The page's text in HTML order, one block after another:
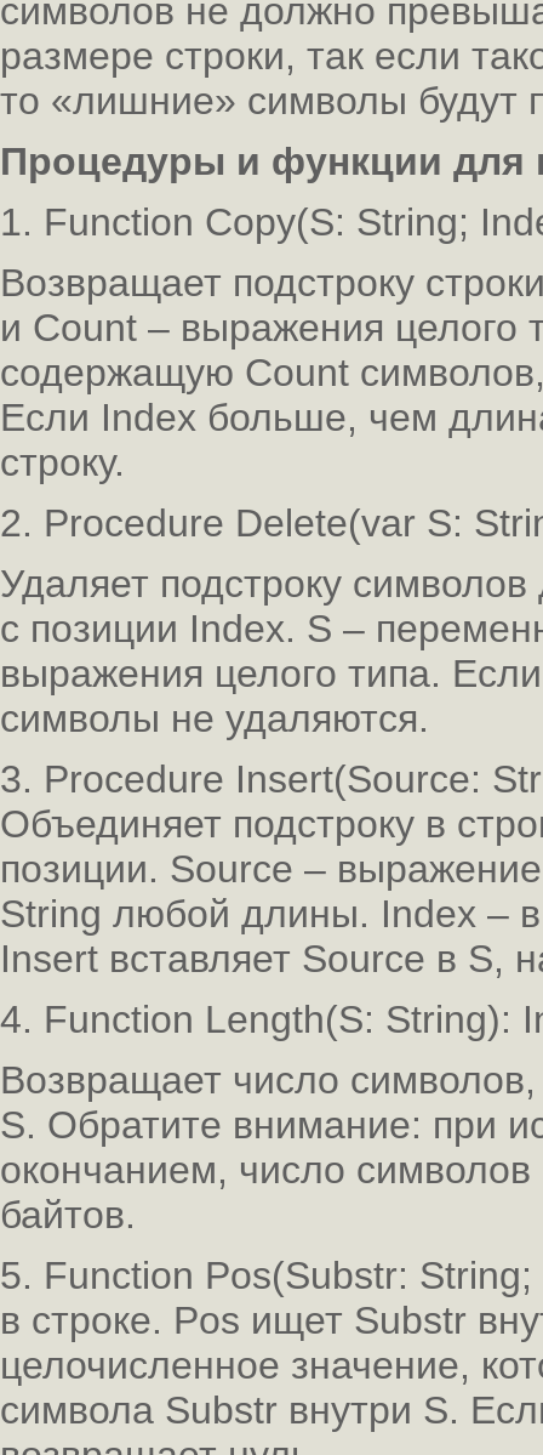
символов не должно
размере строки, так если
то «лишние» символы будут
Процедуры и функции для
1. Function Copy(S: String;
Возвращает подстроку
и Count – выражения целого
содержащую Count
Если Index больше, чем
строку.
2. Procedure Delete(var S:
Удаляет подстроку
с позиции Index. S –
выражения целого типа.
символы не удаляются.
3. Procedure Insert(Source:
Объединяет подстроку в
позиции. Source –
String любой длины. Index –
Insert вставляет Source в S,
4. Function Length(S: String):
Возвращает число
S. Обратите внимание: при
окончанием, число
байтов.
5. Function Pos(Substr:
в строке. Pos ищет Substr
целочисленное значение,
символа Substr внутри S.